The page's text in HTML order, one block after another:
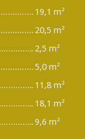
19,1 m²
20,5 m²
2,5 m²
5,0 m²
11,8 m²
18,1 m²
9,6 m²